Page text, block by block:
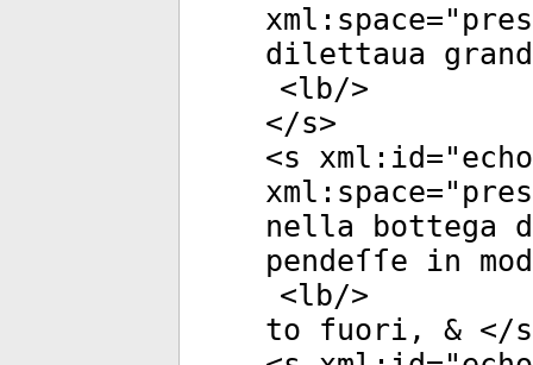
xml:space="
dilettaua
<lb/>
</s>
<s xml:id="
xml:space="
nella bottega
pendeſſe in
<lb/>
to fuori, & </s